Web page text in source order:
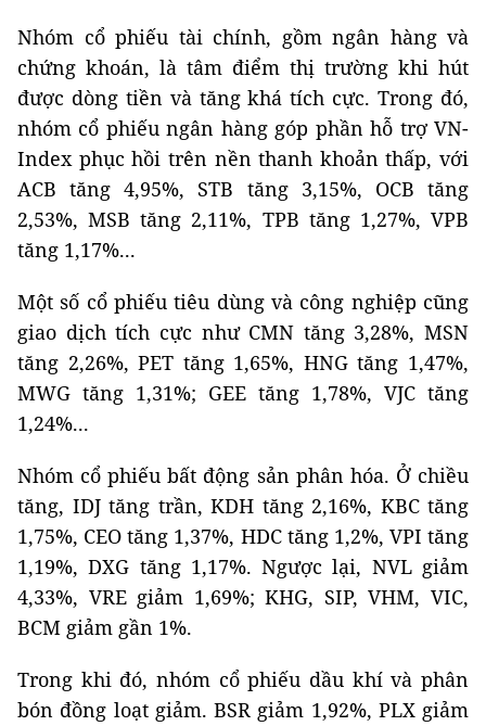
Nhóm cổ phiếu tài chính, gồm ngân hàng và
chứng khoán, là tâm điểm thị trường khi hút
được dòng tiền và tăng khá tích cực. Trong đó,
nhóm cổ phiếu ngân hàng góp phần hỗ trợ VN-
Index phục hồi trên nền thanh khoản thấp, với
ACB tăng 4,95%, STB tăng 3,15%, OCB tăng
2,53%, MSB tăng 2,11%, TPB tăng 1,27%, VPB
tăng 1,17%...
Một số cổ phiếu tiêu dùng và công nghiệp cũng
giao dịch tích cực như CMN tăng 3,28%, MSN
tăng 2,26%, PET tăng 1,65%, HNG tăng 1,47%,
MWG tăng 1,31%; GEE tăng 1,78%, VJC tăng
1,24%...
Nhóm cổ phiếu bất động sản phân hóa. Ở chiều
tăng, IDJ tăng trần, KDH tăng 2,16%, KBC tăng
1,75%, CEO tăng 1,37%, HDC tăng 1,2%, VPI tăng
1,19%, DXG tăng 1,17%. Ngược lại, NVL giảm
4,33%, VRE giảm 1,69%; KHG, SIP, VHM, VIC,
BCM giảm gần 1%.
Trong khi đó, nhóm cổ phiếu dầu khí và phân
bón đồng loạt giảm. BSR giảm 1,92%, PLX giảm